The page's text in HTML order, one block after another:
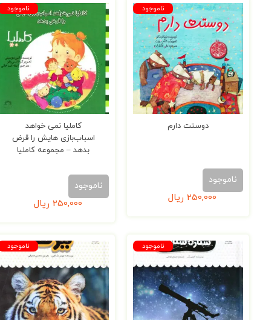
دوستت دارم
250,000 ریال
ناموجود
ناموجود
کاملیا نمی خواهد
اسباب‌‌بازی هایش را قرض
بدهد – مجموعه کاملیا
250,000 ریال
ناموجود
ناموجود
ناموجود ناموجود